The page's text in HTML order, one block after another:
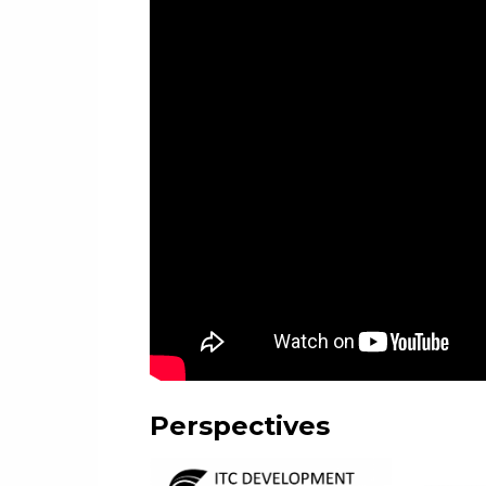
Perspectives